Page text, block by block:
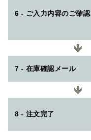
6 - ご入力内容のご確認
7 - 在庫確認メール
8 - 注文完了